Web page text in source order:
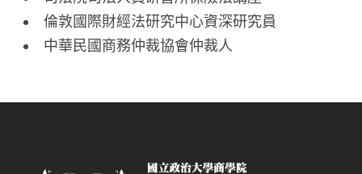
倫敦國際財經法研究中心資深研究員
中華民國商務仲裁協會仲裁人